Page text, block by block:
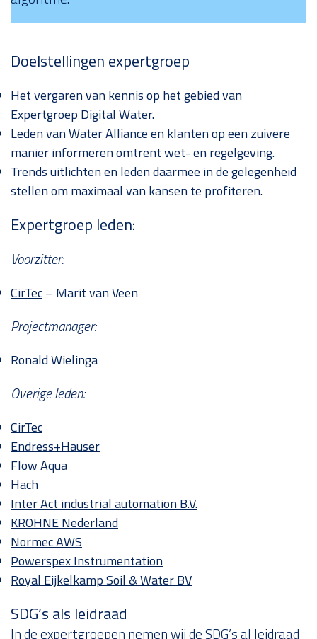
Doelstellingen expertgroep
Het vergaren van kennis op het gebied van
Expertgroep Digital Water.
Leden van Water Alliance en klanten op een zuivere
manier informeren omtrent wet- en regelgeving.
Trends uitlichten en leden daarmee in de gelegenheid
stellen om maximaal van kansen te profiteren.
Expertgroep leden:
Voorzitter:
CirTec– Marit van Veen
Projectmanager:
Ronald Wielinga
Overige leden:
CirTec
Endress+Hauser
Flow Aqua
Hach
Inter Act industrial automation B.V.
KROHNE Nederland
Normec AWS
Powerspex Instrumentation
Royal Eijkelkamp Soil & Water BV
SDG’s als leidraad
In de expertgroepen nemen wij de SDG’s al leidraad